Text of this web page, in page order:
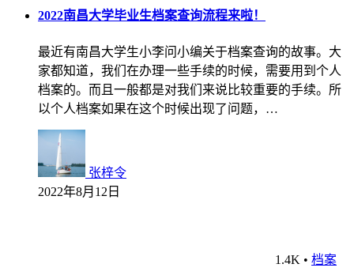
2022南昌大学毕业生档案查询流程来啦！
最近有南昌大学生小李问小编关于档案查询的故事。大
家都知道，我们在办理一些手续的时候，需要用到个人
档案的。而且一般都是对我们来说比较重要的手续。所
以个人档案如果在这个时候出现了问题，…
张梓令
2022年8月12日
1.4K • 档案